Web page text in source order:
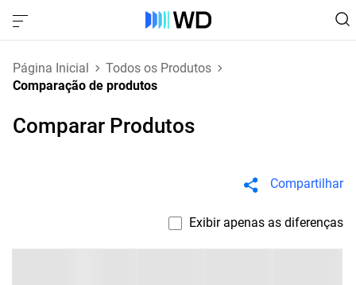
Página Inicial
Todos os Produtos
Comparação de produtos
Comparar Produtos
Compartilhar
Exibir apenas as diferenças